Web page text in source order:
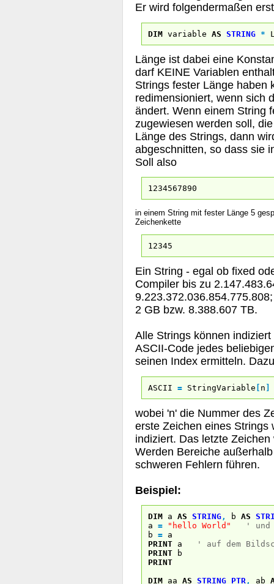
Er wird folgendermaßen
DIM variable AS STRING *
Länge ist dabei eine
darf KEINE Variablen
Strings fester Länge haben
redimensioniert, wenn sich
ändert. Wenn einem String
zugewiesen werden soll,
Länge des Strings, dann
abgeschnitten, so dass sie
Soll also
1234567890
in einem String mit fester Länge 5
Zeichenkette
12345
Ein String - egal ob fixed
Compiler bis zu
2 GB bzw. 8.388.607 TB.
Alle Strings können
ASCII-Code jedes
seinen Index ermitteln.
ASCII = StringVariable [ n ]
wobei 'n' die Nummer des
erste Zeichen eines Strings
indiziert. Das letzte Zeichen
Werden Bereiche
schweren Fehlern führen.
Beispiel:
DIM a AS STRING, b AS
a = "hello World"
' und
b = a
PRINT a
' auf dem
PRINT b
PRINT
DIM aa AS STRING PTR, ab